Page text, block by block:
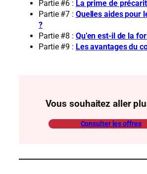
Partie #6 : La prime de
Partie #7 : Quelles aides pour
?
Partie #8 : Qu’en est-il de la
Partie #9 : Les avantages du
Vous souhaitez aller
Consulter les offres